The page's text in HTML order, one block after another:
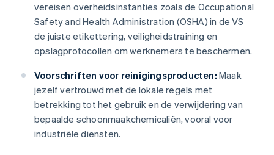
vereisen overheidsinstanties zoals de Occupational
Safety and Health Administration (OSHA) in de VS
de juiste etikettering, veiligheidstraining en
opslagprotocollen om werknemers te beschermen.
Voorschriften voor reinigingsproducten: Maak
jezelf vertrouwd met de lokale regels met
betrekking tot het gebruik en de verwijdering van
bepaalde schoonmaakchemicaliën, vooral voor
industriële diensten.